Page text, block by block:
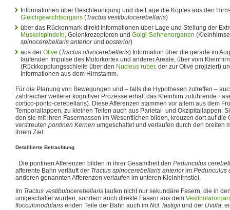
Informationen über Beschleunigung und die Lage die Kopfes aus den
Gleichgewichtsorgans (Tractus vestibulocerebellaris)
über das Rückenmark direkt Informationen über Lage und Stellung der
Muskelspindeln, Gelenkrezeptoren und Golgi-Sehnenorganen
spinocerebellaris anteriorund posterior)
aus der Olive (Tractus olivocerebellaris) Information über die gerade im
laufenden Impulse des Motorkortex und anderer Areale, über vom
(Rückkopplungsschleife über den Nucleus ruber, der zur Olive projiziert)
Informationen aus dem Hirnstamm.
Für die Planung von Bewegungen und – falls die Hypothesen zutreffen –
zahlreicher weiterer kognitiver Prozesse erhält das Kleinhirn zuführende
cortico-ponto-cerebellaris). Diese Afferenzen stammen vor allem aus dem
Temporallappen, zu kleinen Teilen auch aus Parietal- und Okzipitallappen.
den sie mit ihren Fasermassen im Wesentlichen bilden, kreuzen dort auf die
verstreuten pontinen Kernen umgeschaltet und verlaufen durch den breiten
ihrem Ziel.
Detaillierte Betrachtung
Die pontinen Afferenzen bilden in ihrer Gesamtheit den Pedunculus
afferente Bahn verläuft der Tractus spinocerebellaris anteriorim Pedunculus
anderen genannten Afferenzen verlaufen im unteren Kleinhirnstiel.
Im Tractus vestibulocerebellaris laufen nicht nur sekundäre Fasern, die in
umgeschaltet wurden, sondern auch direkte Fasern aus dem Vestibularorgan
flocculonodularis enden Teile der Bahn auch im Ncl. fastigii und der Uvula,